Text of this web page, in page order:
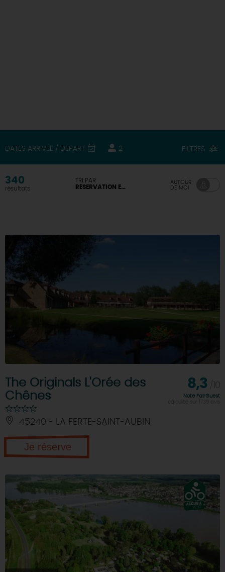
DATES ARRIVÉE / DÉPART 2 FILTRES
340
résultats
TRI PAR
RÉSERVATION EN LIGNE DISPONIBLE
AUTOUR
DE MOI
The Originals L'Orée des
Chênes
45240 - LA FERTE-SAINT-AUBIN
8,3
Note FairGuest
Je réserve